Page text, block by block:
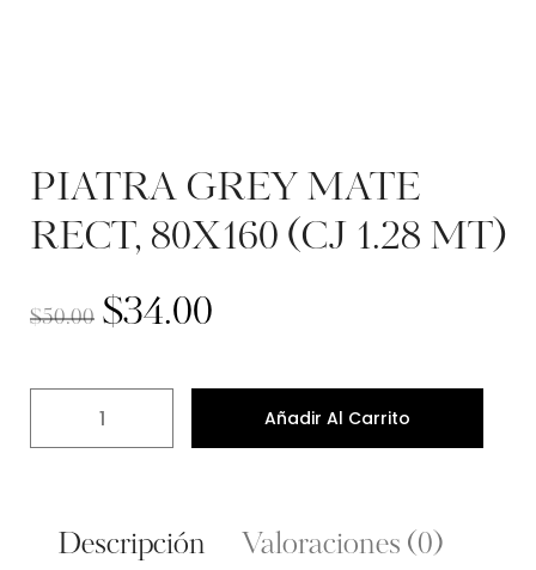
PIATRA GREY MATE
RECT, 80X160 (CJ 1.28 MT)
$50.00 $34.00
Añadir Al Carrito
Descripción Valoraciones (0)